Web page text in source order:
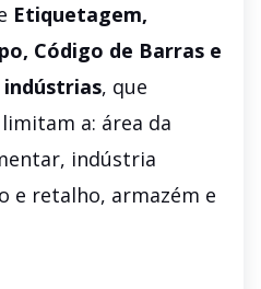
Etiquetagem,
Código de Barras e
indústrias, que
a: área da
indústria
e retalho, armazém e